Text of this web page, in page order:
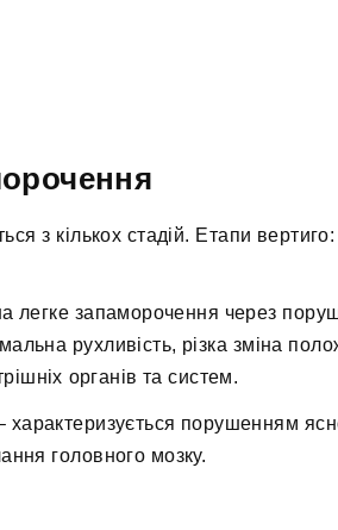
з кількох стадій. Етапи вертиго:
легке запаморочення через
рухливість, різка зміна
органів та систем.
характеризується порушенням
головного мозку.